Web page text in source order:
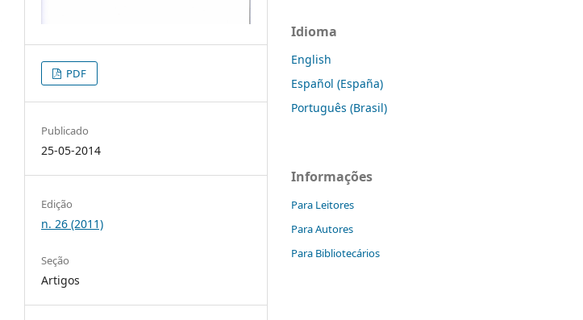
PDF
Publicado
25-05-2014
Edição
n. 26 (2011)
Seção
Artigos
Idioma
English
Español (España)
Português (Brasil)
Informações
Para Leitores
Para Autores
Para Bibliotecários